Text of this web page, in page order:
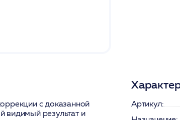
с доказанной
видимый результат и
Артикул: